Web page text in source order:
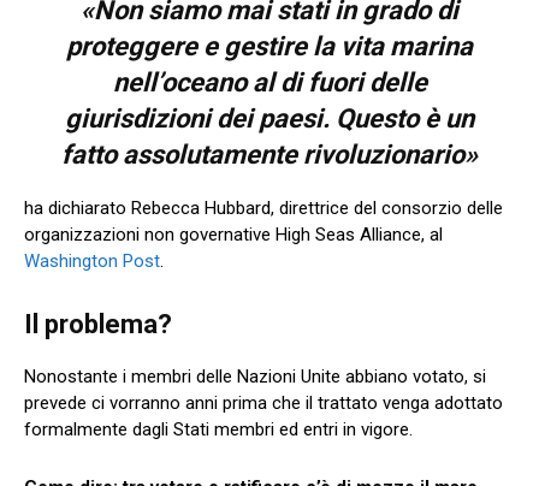
«Non siamo mai stati in grado di
proteggere e gestire la vita marina
nell’oceano al di fuori delle
giurisdizioni dei paesi. Questo è un
fatto assolutamente rivoluzionario»
ha dichiarato Rebecca Hubbard, direttrice del consorzio delle
organizzazioni non governative High Seas Alliance, al
Washington Post.
Il problema?
Nonostante i membri delle Nazioni Unite abbiano votato, si
prevede ci vorranno anni prima che il trattato venga adottato
formalmente dagli Stati membri ed entri in vigore.